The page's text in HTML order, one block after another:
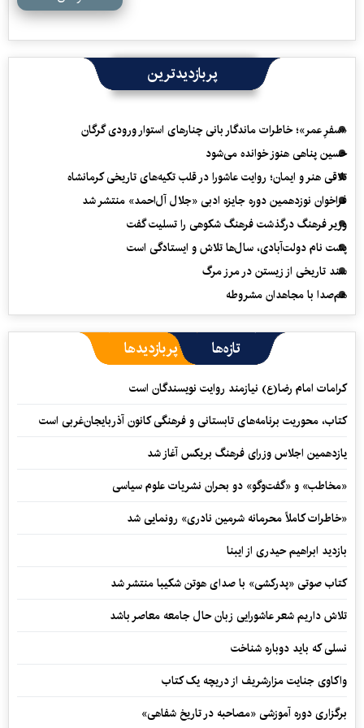
پربازدیدترین
«سفرِ عمر»؛ خاطرات ماندگار بانی چنارهای استوار ورودی گرگان
حسین پناهی هنوز خوانده می‌شود
تلاقی هنر و ایمان؛ روایت عاشورا در قلب تکیه‌های تاریخی کرمانشاه
فراخوان نوزدهمین دوره جایزه ادبی «جلال آل‌احمد» منتشر شد
وزیر فرهنگ درگذشت فرهنگ شکوهی را تسلیت گفت
پشت نام دولت‌آبادی، سال‌ها تلاش و ایستادگی است
سند تاریخی از زیستن در مرز مرگ
هم‌صدا با مجاهدان مشروطه
تازه‌ها پربازدیدها
کرامات امام رضا(ع) نیازمند روایت نویسندگان است
کتاب، محوریت برنامه‌های تابستانی و فرهنگی کانون آذربایجان‌غربی است
یازدهمین اجلاس وزرای فرهنگ بریکس آغاز شد
«مخاطب» و «گفت‌وگو» دو بحران نشریات علوم سیاسی
«خاطرات کاملاً محرمانه شرمین نادری» رونمایی شد
بازدید ابراهیم حیدری از ایبنا
کتاب صوتی «پدرکشی» با صدای هوتن شکیبا منتشر شد
تلاش داریم شعر عاشورایی زبان حال جامعه معاصر باشد
نسلی که باید دوباره شناخت
واکاوی جنایت مزارشریف از دریچه یک کتاب
برگزاری دوره آموزشی «مصاحبه در تاریخ شفاهی»